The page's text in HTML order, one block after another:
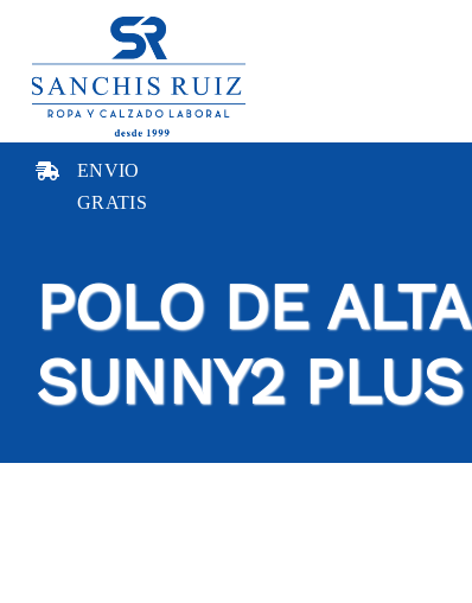
contenido
ENVIO
GRATIS
POLO DE
SUNNY2 PLUS